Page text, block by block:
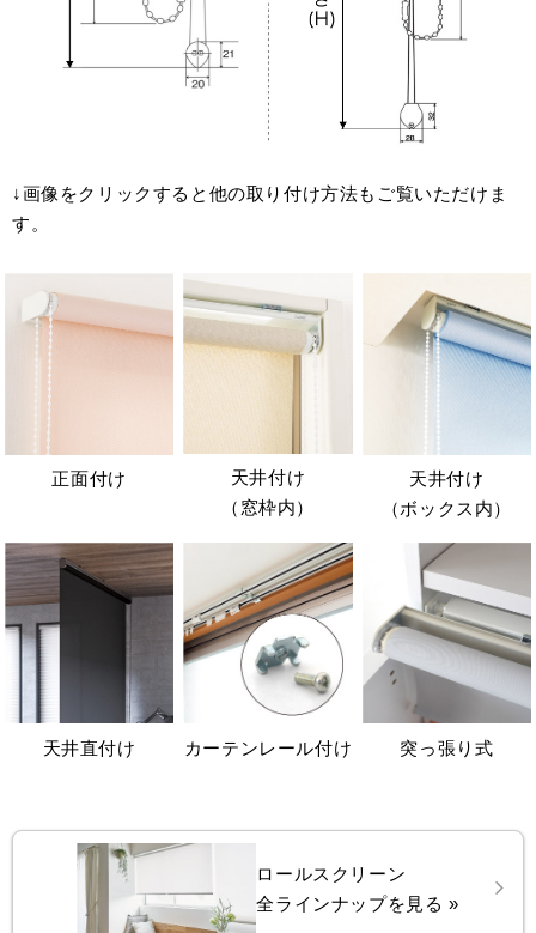
↓画像をクリックすると他の取り付け方法もご覧いただけま
す。
正面付け
天井付け
（窓枠内）
天井付け
（ボックス内）
天井直付け カーテンレール付け 突っ張り式
ロールスクリーン
全ラインナップを見る »